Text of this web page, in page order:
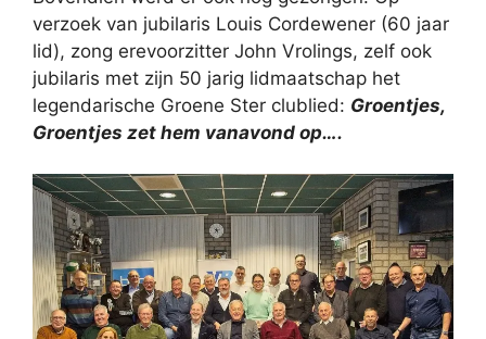
verzoek van jubilaris Louis Cordewener (60 jaar
lid), zong erevoorzitter John Vrolings, zelf ook
jubilaris met zijn 50 jarig lidmaatschap het
legendarische Groene Ster clublied: Groentjes,
Groentjes zet hem vanavond op….